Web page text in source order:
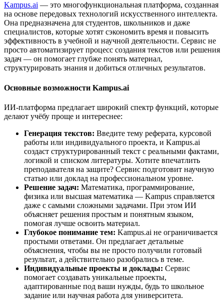
Kampus.ai — это многофункциональная платформа, созданная
на основе передовых технологий искусственного интеллекта.
Она предназначена для студентов, школьников и даже
специалистов, которые хотят сэкономить время и повысить
эффективность в учебной и научной деятельности. Сервис не
просто автоматизирует процесс создания текстов или решения
задач — он помогает глубже понять материал,
структурировать знания и добиться отличных результатов.
Основные возможности Kampus.ai
ИИ-платформа предлагает широкий спектр функций, которые
делают учёбу проще и интереснее:
Генерация текстов: Введите тему реферата, курсовой
работы или индивидуального проекта, и Kampus.ai
создаст структурированный текст с реальными фактами,
логикой и списком литературы. Хотите впечатлить
преподавателя на защите? Сервис подготовит научную
статью или доклад на профессиональном уровне.
Решение задач: Математика, программирование,
физика или высшая математика — Kampus справляется
даже с самыми сложными задачами. При этом ИИ
объясняет решения простым и понятным языком,
помогая лучше освоить материал.
Глубокое понимание тем: Kampus.ai не ограничивается
простыми ответами. Он предлагает детальные
объяснения, чтобы вы не просто получили готовый
результат, а действительно разобрались в теме.
Индивидуальные проекты и доклады: Сервис
помогает создавать уникальные проекты,
адаптированные под ваши нужды, будь то школьное
задание или научная работа для университета.